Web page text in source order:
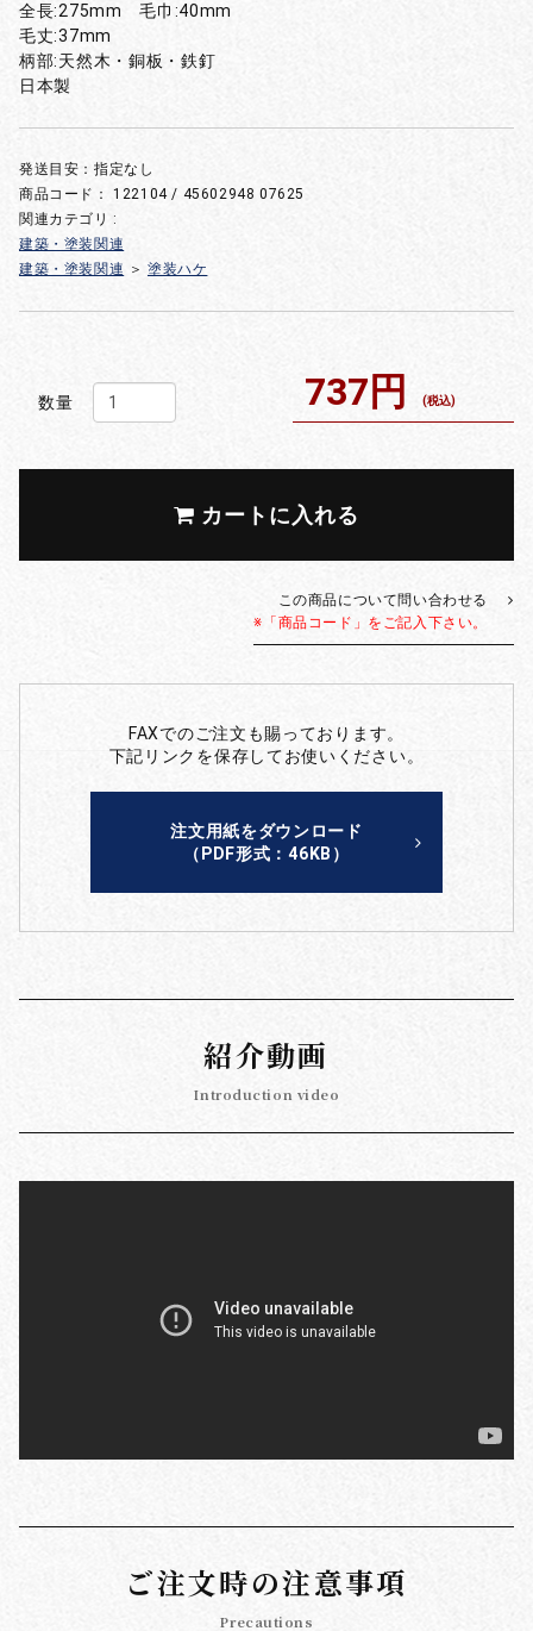
全長:275mm 毛巾:40mm
毛丈:37mm
柄部:天然木・銅板・鉄釘
日本製
発送目安：指定なし
商品コード：122104 / 45602948 07625
関連カテゴリ :
建築・塗装関連
建築・塗装関連 ＞ 塗装ハケ
数量 737円 (税込)
カートに入れる
この商品について問い合わせる
※「商品コード」をご記入下さい。
FAXでのご注文も賜っております。
下記リンクを保存してお使いください。
注文用紙をダウンロード
（PDF形式：46KB）
紹介動画
Introduction video
ご注文時の注意事項
Precautions